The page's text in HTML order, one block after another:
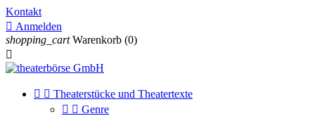
Kontakt
 Anmelden
shopping_cart Warenkorb (0)

  Theaterstücke und Theatertexte
  Genre